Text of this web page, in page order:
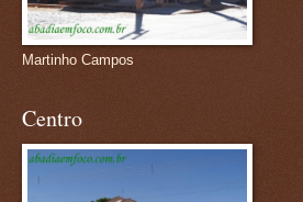
Martinho Campos
Centro